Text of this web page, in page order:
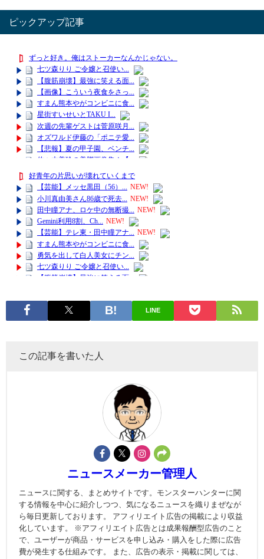
ピックアップ記事
LINE
この記事を書いた人
ニュースメーカー管理人
ニュースに関する、まとめサイトです。モンスターハンターに関
する情報を中心に紹介しつつ、気になるニュースを織りまぜなが
ら毎日更新しております。 アフィリエイト広告の掲載により収益
化しています。 ※アフィリエイト広告とは成果報酬型広告のこと
で、ユーザーが商品・サービスを申し込み・購入をした際に広告
費が発生する仕組みです。 また、広告の表示・掲載に関しては、